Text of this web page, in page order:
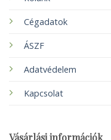
Cégadatok
ÁSZF
Adatvédelem
Kapcsolat
Vásárlási információk